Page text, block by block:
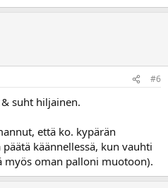
#6
suht hiljainen.
että ko. kypärän
käännellessä, kun vauhti
oman palloni muotoon).